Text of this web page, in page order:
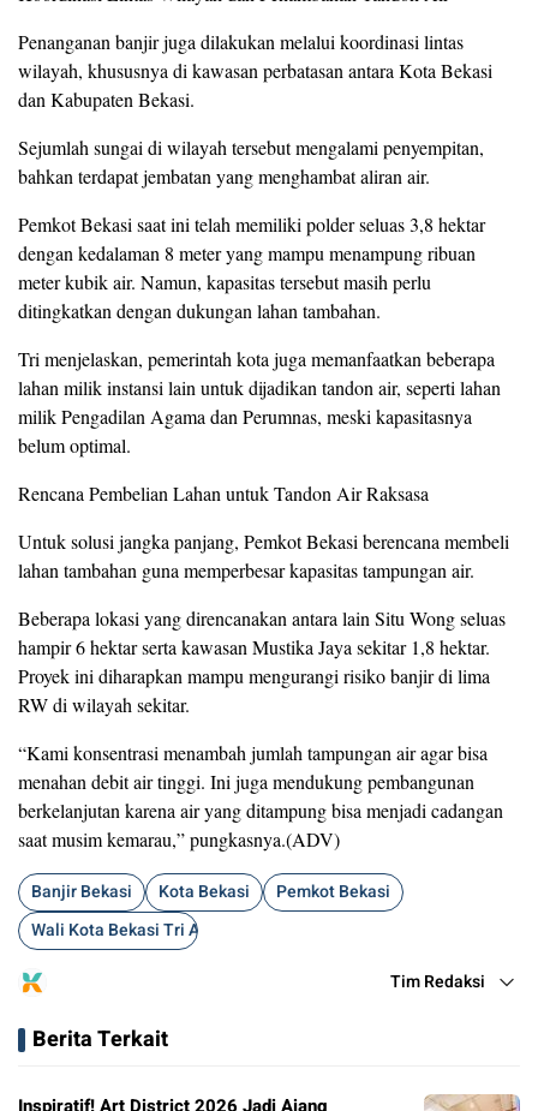
Penanganan banjir juga dilakukan melalui koordinasi lintas
wilayah, khususnya di kawasan perbatasan antara Kota Bekasi
dan Kabupaten Bekasi.
Sejumlah sungai di wilayah tersebut mengalami penyempitan,
bahkan terdapat jembatan yang menghambat aliran air.
Pemkot Bekasi saat ini telah memiliki polder seluas 3,8 hektar
dengan kedalaman 8 meter yang mampu menampung ribuan
meter kubik air. Namun, kapasitas tersebut masih perlu
ditingkatkan dengan dukungan lahan tambahan.
Tri menjelaskan, pemerintah kota juga memanfaatkan beberapa
lahan milik instansi lain untuk dijadikan tandon air, seperti lahan
milik Pengadilan Agama dan Perumnas, meski kapasitasnya
belum optimal.
Rencana Pembelian Lahan untuk Tandon Air Raksasa
Untuk solusi jangka panjang, Pemkot Bekasi berencana membeli
lahan tambahan guna memperbesar kapasitas tampungan air.
Beberapa lokasi yang direncanakan antara lain Situ Wong seluas
hampir 6 hektar serta kawasan Mustika Jaya sekitar 1,8 hektar.
Proyek ini diharapkan mampu mengurangi risiko banjir di lima
RW di wilayah sekitar.
“Kami konsentrasi menambah jumlah tampungan air agar bisa
menahan debit air tinggi. Ini juga mendukung pembangunan
berkelanjutan karena air yang ditampung bisa menjadi cadangan
saat musim kemarau,” pungkasnya.(ADV)
Banjir Bekasi Kota Bekasi
Pemkot Bekasi
Wali Kota Bekasi Tri Adhianto
Tim Redaksi
Berita Terkait